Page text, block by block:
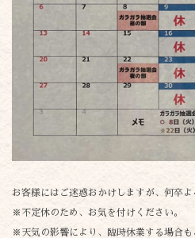
お客様にはご迷惑おかけしますが、何卒よ
※不定休のため、お気を付けください。
※天気の影響により、臨時休業する場合も